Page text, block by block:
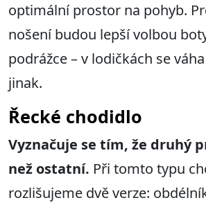
optimální prostor na pohyb.
nošení budou lepší volbou
podrážce – v lodičkách se
jinak.
Řecké chodidlo
Vyznačuje se tím, že druhý
než ostatní. Při tomto typu
rozlišujeme dvě verze: